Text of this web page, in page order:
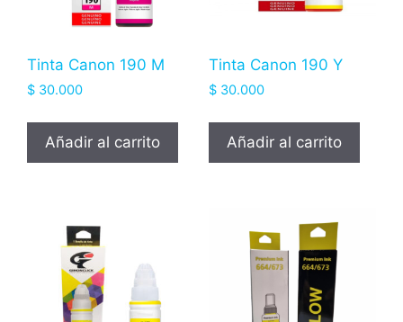
Tinta Canon 190 M
$ 30.000
Añadir al carrito
Tinta Canon 190 Y
$30.000
Añadir al carrito